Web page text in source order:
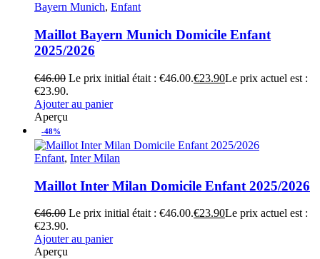
Bayern Munich, Enfant
Maillot Bayern Munich Domicile Enfant
2025/2026
€46.00 Le prix initial était : €46.00.€23.90Le prix actuel est :
€23.90.
Ajouter au panier
Aperçu
-48%
Enfant, Inter Milan
Maillot Inter Milan Domicile Enfant 2025/2026
€46.00 Le prix initial était : €46.00.€23.90Le prix actuel est :
€23.90.
Ajouter au panier
Aperçu